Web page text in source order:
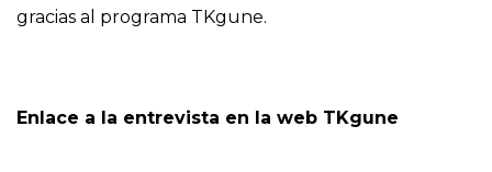
gracias al programa TKgune.
Enlace a la entrevista en la web TKgune